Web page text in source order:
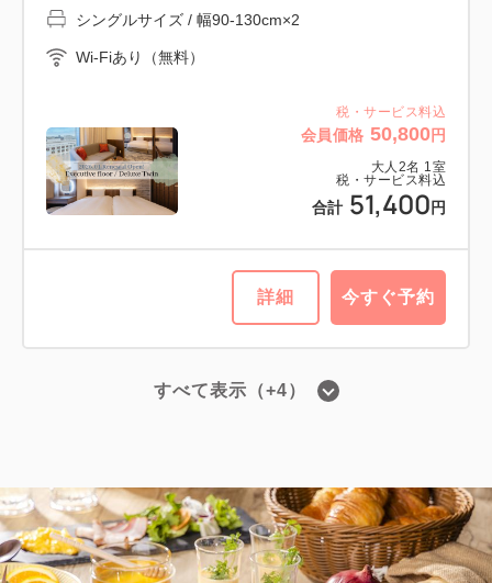
会員価格 39,050 円
大人2名1 室
合計 39,650円
Wi-Fiあり（無料）
詳細 今すぐ予約
ーム（22平米／男性はご利用頂けませ
ん）
禁煙 22.00m2 2~2名
税・サービス料込
会員価格 50,800円
大人 2名 1室
税・サービス料込
合計 51,400 円
シングルサイズ / 幅90-130cm×2
Wi-Fiあり（無料）
詳細 今すぐ予約
禁煙 22.00m2 1~2名
シングルサイズ / 幅90-130cm×2
Wi-Fiあり（無料）
すべて表示（+4）